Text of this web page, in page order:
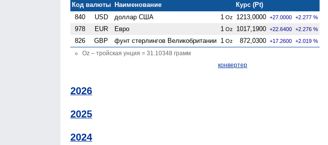
Код валюты Наименование
Курс (Pt)
840
USD доллар США 1 Oz 1213,0000 +27.0000 +2.277 %
978 EUR Евро 1 Oz 1017,1900 +22.6400 +2.276 %
826 GBP фунт стерлингов Велико­британии 1 Oz 872,0300 +17.2600 +2.019 %
Oz – тройская унция = 31.10348 грамм
конвертер
2026
2025
2024